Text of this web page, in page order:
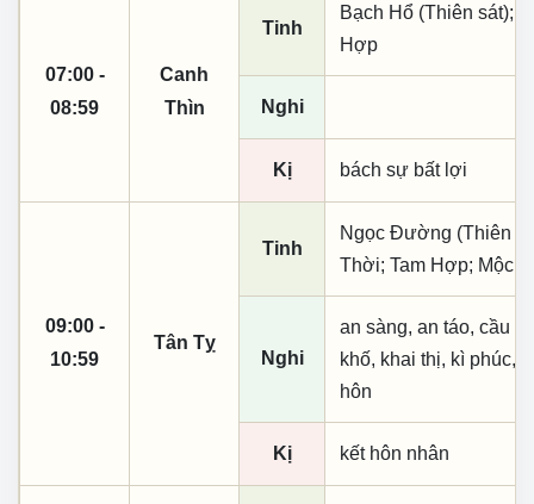
07:00 -
08:59
Canh
Thìn
Tinh
Bạch Hổ (Thiên sát);
Hợp
Nghi
Kị bách sự bất lợi
09:00 -
10:59
Tân Tỵ
Tinh
Ngọc Đường (Thiên
Thời; Tam Hợp; Mộc
Nghi
an sàng, an táo, cầu
khố, khai thị, kì phúc,
hôn
Kị kết hôn nhân